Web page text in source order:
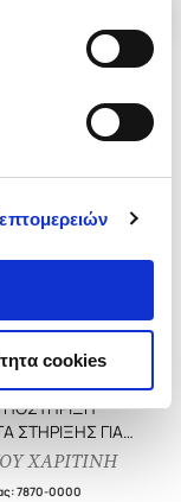
cookies
Εξαντλημένο
ΣΤΗΡΙΞΗΣ ΓΙΑ
ΕΠΟΧΕΣ
ΧΑΡΙΤΙΝΗ
:7870-0000